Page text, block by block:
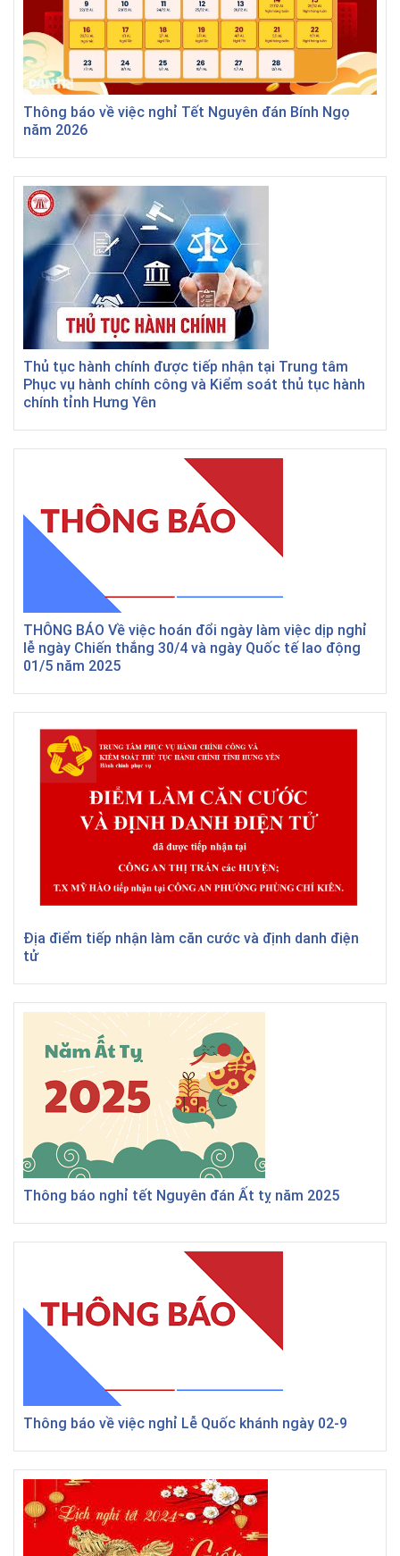
Thông báo về việc nghỉ Tết Nguyên đán Bính Ngọ
năm 2026
Thủ tục hành chính được tiếp nhận tại Trung tâm
Phục vụ hành chính công và Kiểm soát thủ tục hành
chính tỉnh Hưng Yên
THÔNG BÁO Về việc hoán đổi ngày làm việc dịp nghỉ
lễ ngày Chiến thắng 30/4 và ngày Quốc tế lao động
01/5 năm 2025
Địa điểm tiếp nhận làm căn cước và định danh điện
tử
Thông báo nghỉ tết Nguyên đán Ất tỵ năm 2025
Thông báo về việc nghỉ Lễ Quốc khánh ngày 02-9